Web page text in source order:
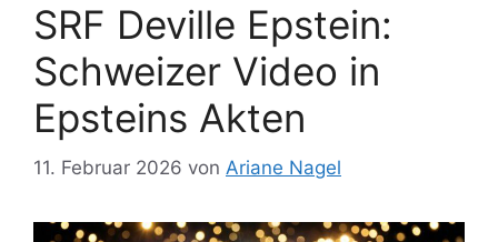
SRF Deville Epstein:
Schweizer Video in
Epsteins Akten
11. Februar 2026 von Ariane Nagel